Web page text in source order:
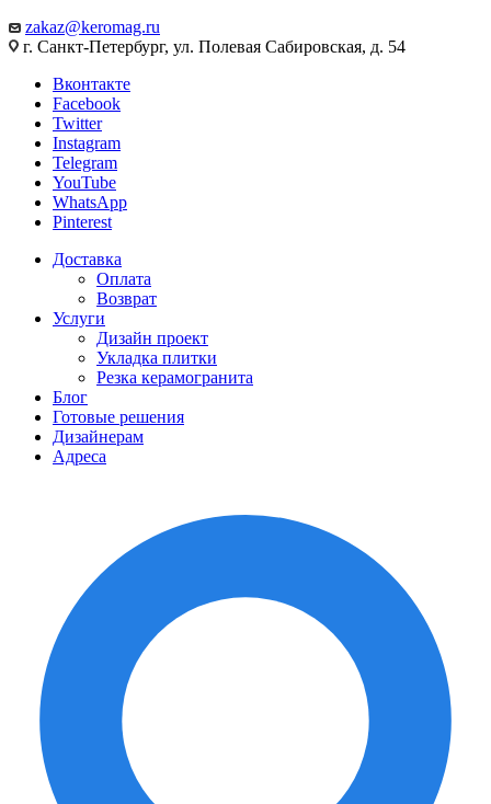
zakaz@keromag.ru
г. Санкт-Петербург, ул. Полевая Сабировская, д. 54
Вконтакте
Facebook
Twitter
Instagram
Telegram
YouTube
WhatsApp
Pinterest
Доставка
Оплата
Возврат
Услуги
Дизайн проект
Укладка плитки
Резка керамогранита
Блог
Готовые решения
Дизайнерам
Адреса